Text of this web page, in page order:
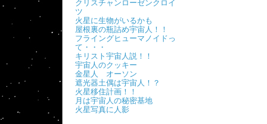
クリスチャンローゼンクロイ
ツ
火星に生物がいるかも
屋根裏の瓶詰め宇宙人！！
フライングヒューマノイドっ
て・・・
キリスト宇宙人説！！
宇宙人のクッキー
金星人 オーソン
遮光器土偶は宇宙人！？
火星移住計画！！
月は宇宙人の秘密基地
火星写真に人影